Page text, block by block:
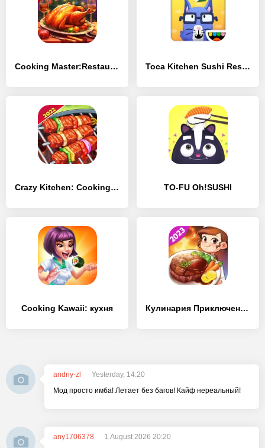
Cooking Master:Restaurant Game Toca Kitchen Sushi Restaurant
Crazy Kitchen: Cooking Game TO-FU Oh!SUSHI
Cooking Kawaii: кухня Кулинария Приключения™
andriy-zl
Yesterday, 14:20
Мод просто имба! Летает без багов! Кайф нереальный!
any1706378
1 August 2026 20:20